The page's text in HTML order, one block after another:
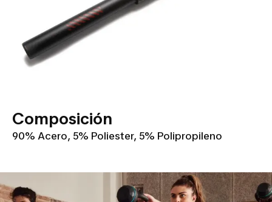
Composición
90% Acero, 5% Poliester, 5% Polipropileno